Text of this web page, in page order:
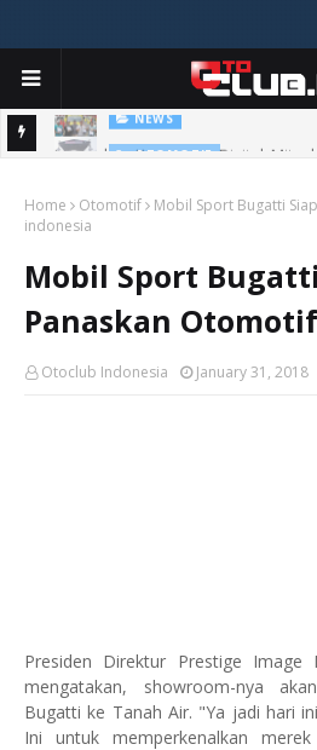
Luncurkan Kampanye Digital,
Home Otomotif
Mobil Sport Bugatti
indonesia
Mobil Sport
Panaskan
Otoclub Indonesia January 31, 2018
Presiden Direktur Prestige Image
mengatakan, showroom-nya
Bugatti ke Tanah Air. "Ya jadi hari
Ini untuk memperkenalkan